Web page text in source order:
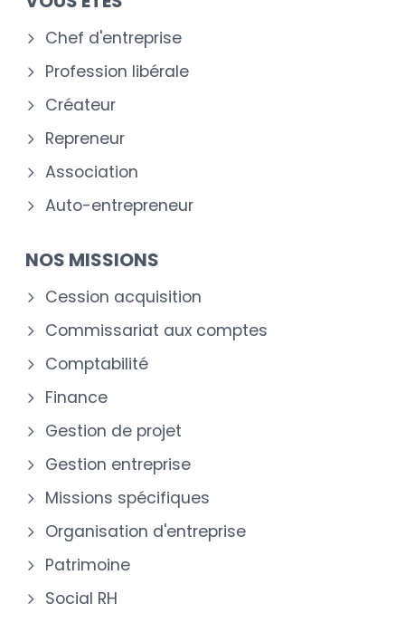
Chef d'entreprise
Profession libérale
Créateur
Repreneur
Association
Auto-entrepreneur
NOS MISSIONS
Cession acquisition
Commissariat aux comptes
Comptabilité
Finance
Gestion de projet
Gestion entreprise
Missions spécifiques
Organisation d'entreprise
Patrimoine
Social RH